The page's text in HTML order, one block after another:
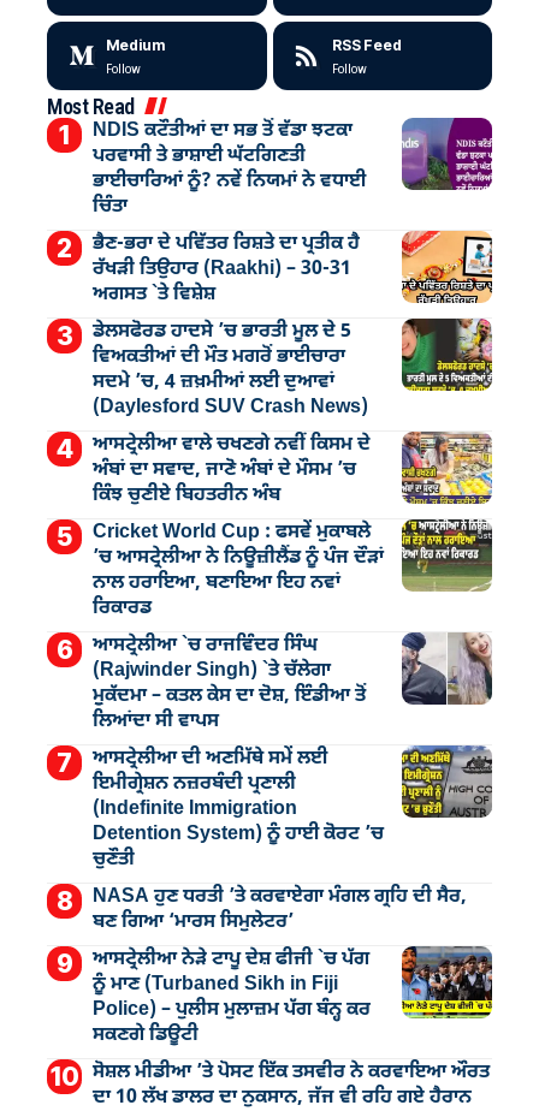
Medium
Follow
RSS Feed
Follow
Most Read
NDIS ਕਟੌਤੀਆਂ ਦਾ ਸਭ ਤੋਂ ਵੱਡਾ ਝਟਕਾ
ਪਰਵਾਸੀ ਤੇ ਭਾਸ਼ਾਈ ਘੱਟਗਿਣਤੀ
ਭਾਈਚਾਰਿਆਂ ਨੂੰ? ਨਵੇਂ ਨਿਯਮਾਂ ਨੇ ਵਧਾਈ
ਚਿੰਤਾ
ਭੈਣ-ਭਰਾ ਦੇ ਪਵਿੱਤਰ ਰਿਸ਼ਤੇ ਦਾ ਪ੍ਰਤੀਕ ਹੈ
ਰੱਖੜੀ ਤਿਉਹਾਰ (Raakhi) – 30-31
ਅਗਸਤ `ਤੇ ਵਿਸ਼ੇਸ਼
ਡੇਲਸਫੋਰਡ ਹਾਦਸੇ ’ਚ ਭਾਰਤੀ ਮੂਲ ਦੇ 5
ਵਿਅਕਤੀਆਂ ਦੀ ਮੌਤ ਮਗਰੋਂ ਭਾਈਚਾਰਾ
ਸਦਮੇ ’ਚ, 4 ਜ਼ਖ਼ਮੀਆਂ ਲਈ ਦੁਆਵਾਂ
(Daylesford SUV Crash News)
ਆਸਟ੍ਰੇਲੀਆ ਵਾਲੇ ਚਖਣਗੇ ਨਵੀਂ ਕਿਸਮ ਦੇ
ਅੰਬਾਂ ਦਾ ਸਵਾਦ, ਜਾਣੋ ਅੰਬਾਂ ਦੇ ਮੌਸਮ ’ਚ
ਕਿੰਝ ਚੁਣੀਏ ਬਿਹਤਰੀਨ ਅੰਬ
Cricket World Cup : ਫਸਵੇਂ ਮੁਕਾਬਲੇ
’ਚ ਆਸਟ੍ਰੇਲੀਆ ਨੇ ਨਿਊਜ਼ੀਲੈਂਡ ਨੂੰ ਪੰਜ ਦੌੜਾਂ
ਨਾਲ ਹਰਾਇਆ, ਬਣਾਇਆ ਇਹ ਨਵਾਂ
ਰਿਕਾਰਡ
ਆਸਟ੍ਰੇਲੀਆ `ਚ ਰਾਜਵਿੰਦਰ ਸਿੰਘ
(Rajwinder Singh) `ਤੇ ਚੱਲੇਗਾ
ਮੁੁਕੱਦਮਾ – ਕਤਲ ਕੇਸ ਦਾ ਦੋਸ਼, ਇੰਡੀਆ ਤੋਂ
ਲਿਆਂਦਾ ਸੀ ਵਾਪਸ
ਆਸਟ੍ਰੇਲੀਆ ਦੀ ਅਣਮਿੱਥੇ ਸਮੇਂ ਲਈ
ਇਮੀਗ੍ਰੇਸ਼ਨ ਨਜ਼ਰਬੰਦੀ ਪ੍ਰਣਾਲੀ
(Indefinite Immigration
Detention System) ਨੂੰ ਹਾਈ ਕੋਰਟ ’ਚ
ਚੁਣੌਤੀ
NASA ਹੁਣ ਧਰਤੀ ’ਤੇ ਕਰਵਾਏਗਾ ਮੰਗਲ ਗ੍ਰਹਿ ਦੀ ਸੈਰ,
ਬਣ ਗਿਆ ‘ਮਾਰਸ ਸਿਮੁਲੇਟਰ’
ਆਸਟ੍ਰੇਲੀਆ ਨੇੜੇ ਟਾਪੂ ਦੇਸ਼ ਫੀਜੀ `ਚ ਪੱਗ
ਨੂੰ ਮਾਣ (Turbaned Sikh in Fiji
Police) – ਪੁਲੀਸ ਮੁਲਾਜ਼ਮ ਪੱਗ ਬੰਨ੍ਹ ਕਰ
ਸਕਣਗੇ ਡਿਊਟੀ
ਸੋਸ਼ਲ ਮੀਡੀਆ ’ਤੇ ਪੋਸਟ ਇੱਕ ਤਸਵੀਰ ਨੇ ਕਰਵਾਇਆ ਔਰਤ
ਦਾ 10 ਲੱਖ ਡਾਲਰ ਦਾ ਨੁਕਸਾਨ, ਜੱਜ ਵੀ ਰਹਿ ਗਏ ਹੈਰਾਨ